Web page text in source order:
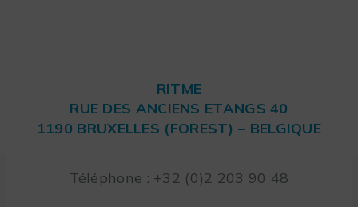
RITME
RUE DES ANCIENS ETANGS 40
1190 BRUXELLES (FOREST) – BELGIQUE
Téléphone : +32 (0)2 203 90 48